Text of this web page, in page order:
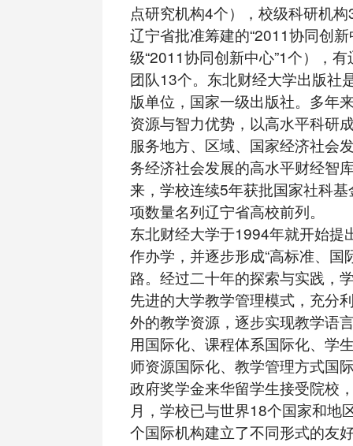
点研究机构4个），校级科研机
辽宁省批准筹建的“2011协同创
级“2011协同创新中心”1个），
团队13个。东北财经大学出版社
版单位，国家一级出版社。多年
资源与智力优势，以高水平科研
服务地方、区域、国家经济社会
务经济社会发展的高水平财经智
来，学校连续5年获批国家社科
项数量名列辽宁省高校前列。
东北财经大学于1994年就开始提
作办学，并逐步形成“高标准、国
路。经过二十年的探索与实践，
先进的大学教学管理模式，充分
外的教学资源，逐步实现教学语
用国际化、课程体系国际化、学
师资源国际化、教学管理方式国
政府奖学金来华留学生接受院校
月，学校已与世界18个国家和地
个国际机构建立了不同形式的友